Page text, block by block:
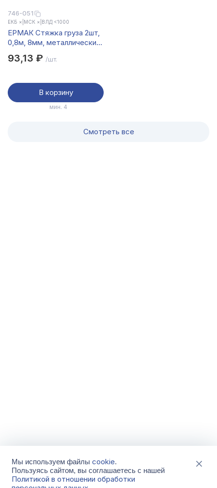
746-051
ЕКБ × МСК × ВЛД <1000
ЕРМАК Стяжка груза 2шт,
0,8м, 8мм, металлические
93,13 ₽ /шт.
В корзину
мин. 4
Смотреть все
Мы используем файлы cookie.
Пользуясь сайтом, вы соглашаетесь с нашей
Политикой в отношении обработки